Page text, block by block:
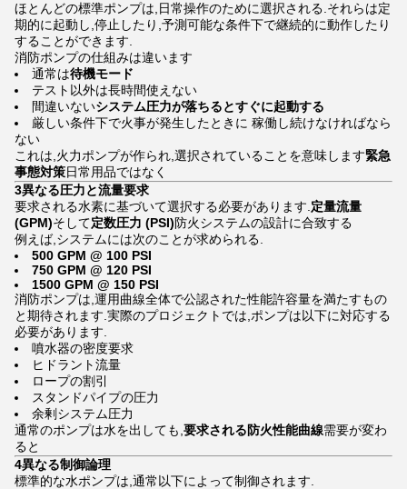
ほとんどの標準ポンプは,日常操作のために選択される.それらは定
期的に起動し,停止したり,予測可能な条件下で継続的に動作したり
することができます.
消防ポンプの仕組みは違います
通常は待機モード
テスト以外は長時間使えない
間違いないシステム圧力が落ちるとすぐに起動する
厳しい条件下で火事が発生したときに 稼働し続けなければなら
ない
これは,火力ポンプが作られ,選択されていることを意味します緊急
事態対策日常用品ではなく
3異なる圧力と流量要求
要求される水素に基づいて選択する必要があります. 定量流量
(GPM)そして定数圧力 (PSI)防火システムの設計に合致する
例えば,システムには次のことが求められる.
500 GPM @ 100 PSI
750 GPM @ 120 PSI
1500 GPM @ 150 PSI
消防ポンプは,運用曲線全体で公認された性能許容量を満たすもの
と期待されます.実際のプロジェクトでは,ポンプは以下に対応する
必要があります.
噴水器の密度要求
ヒドラント流量
ロープの割引
スタンドパイプの圧力
余剰システム圧力
通常のポンプは水を出しても, 要求される防火性能曲線需要が変わ
ると
4異なる制御論理
標準的な水ポンプは,通常以下によって制御されます.